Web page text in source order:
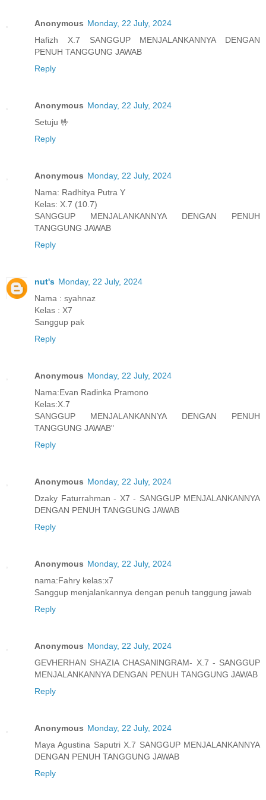
Anonymous Monday, 22 July, 2024
Hafizh X.7 SANGGUP MENJALANKANNYA DENGAN
PENUH TANGGUNG JAWAB
Reply
Anonymous Monday, 22 July, 2024
Setuju 🤟
Reply
Anonymous Monday, 22 July, 2024
Nama: Radhitya Putra Y
Kelas: X.7 (10.7)
SANGGUP MENJALANKANNYA DENGAN PENUH
TANGGUNG JAWAB
Reply
nut's Monday, 22 July, 2024
Nama : syahnaz
Kelas : X7
Sanggup pak
Reply
Anonymous Monday, 22 July, 2024
Nama:Evan Radinka Pramono
Kelas:X.7
SANGGUP MENJALANKANNYA DENGAN PENUH
TANGGUNG JAWAB"
Reply
Anonymous Monday, 22 July, 2024
Dzaky Faturrahman - X7 - SANGGUP MENJALANKANNYA
DENGAN PENUH TANGGUNG JAWAB
Reply
Anonymous Monday, 22 July, 2024
nama:Fahry kelas:x7
Sanggup menjalankannya dengan penuh tanggung jawab
Reply
Anonymous Monday, 22 July, 2024
GEVHERHAN SHAZIA CHASANINGRAM- X.7 - SANGGUP
MENJALANKANNYA DENGAN PENUH TANGGUNG JAWAB
Reply
Anonymous Monday, 22 July, 2024
Maya Agustina Saputri X.7 SANGGUP MENJALANKANNYA
DENGAN PENUH TANGGUNG JAWAB
Reply